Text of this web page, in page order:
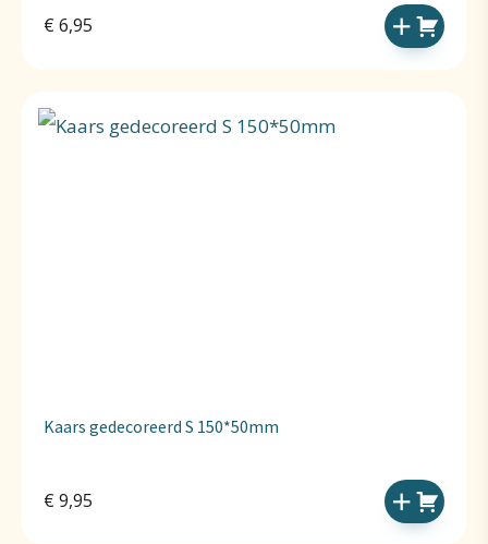
€ 6,95
Kaars gedecoreerd S 150*50mm
€ 9,95